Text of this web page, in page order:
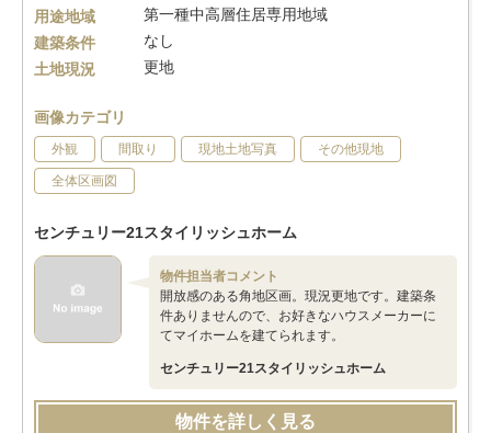
用途地域
第一種中高層住居専用地域
建築条件
なし
土地現況
更地
画像カテゴリ
外観 間取り 現地土地写真 その他現地
全体区画図
センチュリー21スタイリッシュホーム
物件担当者コメント
開放感のある角地区画。現況更地です。建築条
件ありませんので、お好きなハウスメーカーに
てマイホームを建てられます。
センチュリー21スタイリッシュホーム
物件を詳しく見る